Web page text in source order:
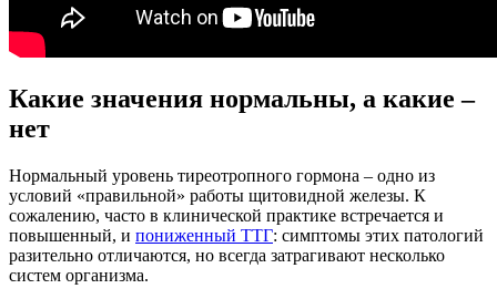
Какие значения нормальны, а какие –
нет
Нормальный уровень тиреотропного гормона – одно из
условий «правильной» работы щитовидной железы. К
сожалению, часто в клинической практике встречается и
повышенный, и пониженный ТТГ: симптомы этих патологий
разительно отличаются, но всегда затрагивают несколько
систем организма.